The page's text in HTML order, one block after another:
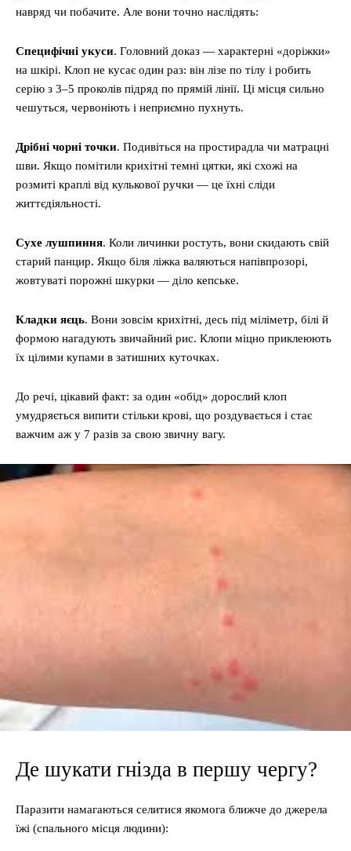
навряд чи побачите. Але вони точно наслідять:
Специфічні укуси. Головний доказ — характерні «доріжки»
на шкірі. Клоп не кусає один раз: він лізе по тілу і робить
серію з 3–5 проколів підряд по прямій лінії. Ці місця сильно
чешуться, червоніють і неприємно пухнуть.
Дрібні чорні точки. Подивіться на простирадла чи матрацні
шви. Якщо помітили крихітні темні цятки, які схожі на
розмиті краплі від кулькової ручки — це їхні сліди
життєдіяльності.
Сухе лушпиння. Коли личинки ростуть, вони скидають свій
старий панцир. Якщо біля ліжка валяються напівпрозорі,
жовтуваті порожні шкурки — діло кепське.
Кладки яєць. Вони зовсім крихітні, десь під міліметр, білі й
формою нагадують звичайний рис. Клопи міцно приклеюють
їх цілими купами в затишних куточках.
До речі, цікавий факт: за один «обід» дорослий клоп
умудряється випити стільки крові, що роздувається і стає
важчим аж у 7 разів за свою звичну вагу.
Де шукати гнізда в першу чергу?
Паразити намагаються селитися якомога ближче до джерела
їжі (спального місця людини):